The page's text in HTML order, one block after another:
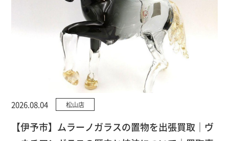
2026.08.04 松山店
【伊予市】ムラーノガラスの置物を出張買取｜ヴ